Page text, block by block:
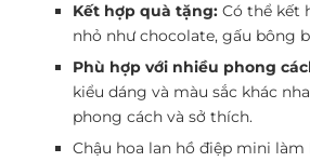
Kết hợp quà tặng: Có thể kết
nhỏ như chocolate, gấu bông
Phù hợp với nhiều phong
kiểu dáng và màu sắc khác
phong cách và sở thích.
Chậu hoa lan hồ điệp mini